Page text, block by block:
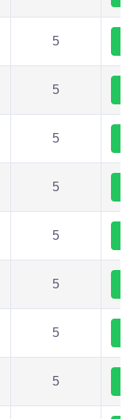
5
5
5
5
5
5
5
5